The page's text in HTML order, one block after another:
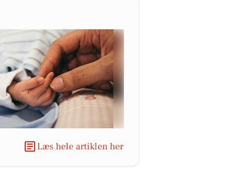
Læs hele artiklen her